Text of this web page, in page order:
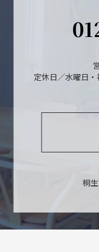
定休日／水曜日
桐